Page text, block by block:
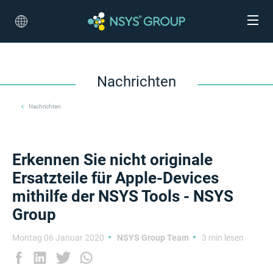
Nachrichten
Nachrichten
Erkennen Sie nicht originale
Ersatzteile für Apple-Devices
mithilfe der NSYS Tools - NSYS
Group
Montag 06 Januar 2020 NSYS Group Team 3 min lesen